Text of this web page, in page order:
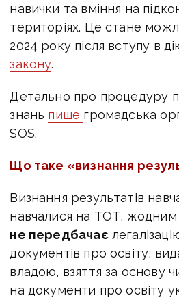
навички та вміння на
територіях. Це стане
2024 року після вступу в
закону.
Детально про процедуру
знань пише громадська
SOS.
Що таке «визнання
Визнання результатів
навчалися на ТОТ,
не передбачає
документів про освіту,
владою, взяття за основу
на документи про освіту